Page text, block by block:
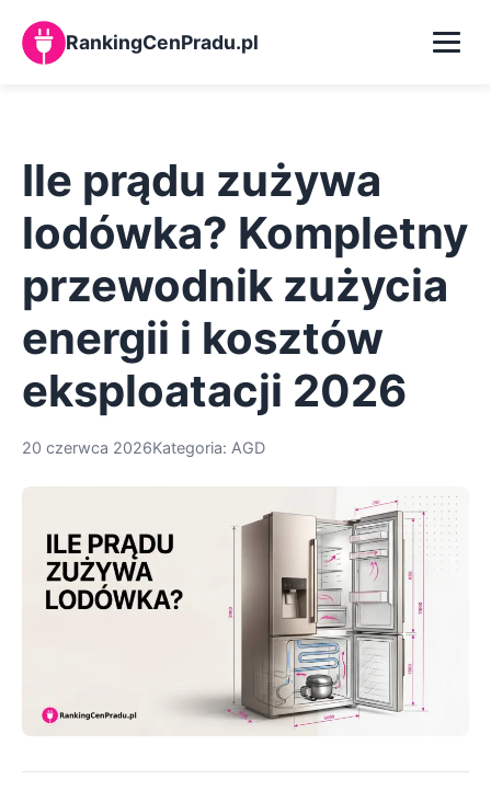
RankingCenPradu.pl
Baza wiedzy
O nas
Ile prądu zużywa
lodówka? Kompletny
przewodnik zużycia
energii i kosztów
eksploatacji 2026
20 czerwca 2026Kategoria: AGD